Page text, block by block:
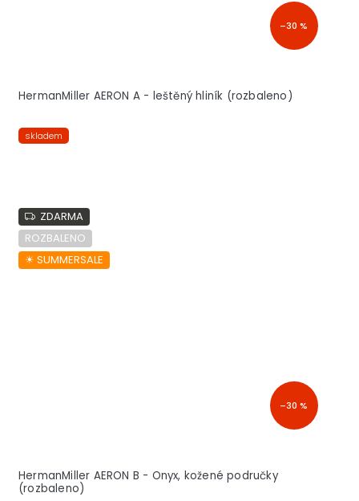
–30 %
HermanMiller AERON A - leštěný hliník (rozbaleno)
skladem
ZDARMA
ROZBALENO
☀︎ SUMMERSALE
–30 %
HermanMiller AERON B - Onyx, kožené područky
(rozbaleno)